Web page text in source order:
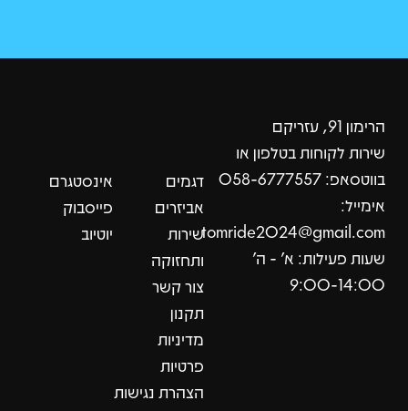
הרימון 91, עזריקם
שירות לקוחות בטלפון או
בווטסאפ: 058-6777557
אימייל:
tomride2024@gmail.com
שעות פעילות: א׳ - ה׳
9:00-14:00
דגמים
אביזרים
שירות
ותחזוקה
צור קשר
תקנון
מדיניות
פרטיות
הצהרת נגישות
אינסטגרם
פייסבוק
יוטיוב